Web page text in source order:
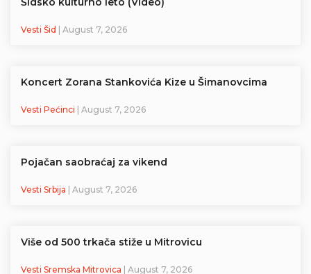
Vesti Šid | August 7, 2026
Koncert Zorana Stankovića Kize u Šimanovcima
Vesti Pećinci | August 7, 2026
Pojačan saobraćaj za vikend
Vesti Srbija | August 7, 2026
Više od 500 trkača stiže u Mitrovicu
Vesti Sremska Mitrovica | August 7, 2026